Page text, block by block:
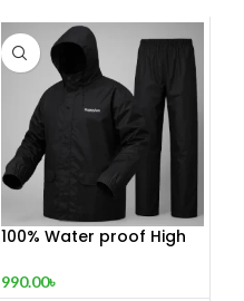
100% Water proof High
990.00৳